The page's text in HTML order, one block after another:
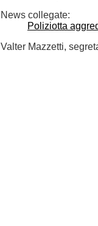
News collegate:
Poliziotta
Valter Mazzetti,